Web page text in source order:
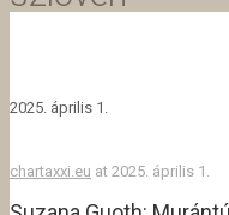
2025. április 1.
chartaxxi.eu at 2025. április 1.